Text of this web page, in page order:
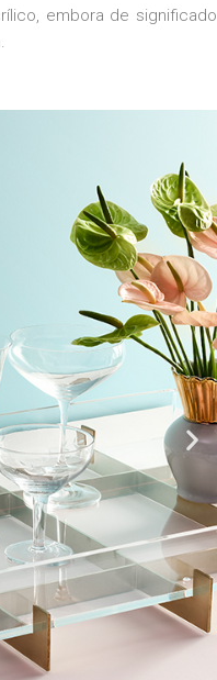
embora de significado